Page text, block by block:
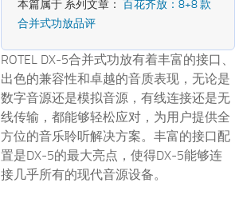
本篇属于 系列文章：百花齐放：8+8 款
合并式功放品评
ROTEL DX-5合并式功放有着丰富的接口、
出色的兼容性和卓越的音质表现，无论是
数字音源还是模拟音源，有线连接还是无
线传输，都能够轻松应对，为用户提供全
方位的音乐聆听解决方案。丰富的接口配
置是DX-5的最大亮点，使得DX-5能够连
接几乎所有的现代音源设备。